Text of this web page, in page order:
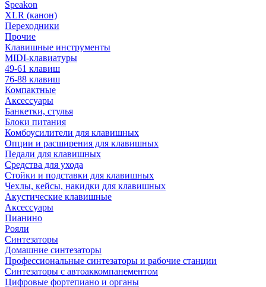
Speakon
XLR (канон)
Переходники
Прочие
Клавишные инструменты
MIDI-клавиатуры
49-61 клавиш
76-88 клавиш
Компактные
Аксессуары
Банкетки, стулья
Блоки питания
Комбоусилители для клавишных
Опции и расширения для клавишных
Педали для клавишных
Средства для ухода
Стойки и подставки для клавишных
Чехлы, кейсы, накидки для клавишных
Акустические клавишные
Аксессуары
Пианино
Рояли
Синтезаторы
Домашние синтезаторы
Профессиональные синтезаторы и рабочие станции
Синтезаторы с автоаккомпанементом
Цифровые фортепиано и органы